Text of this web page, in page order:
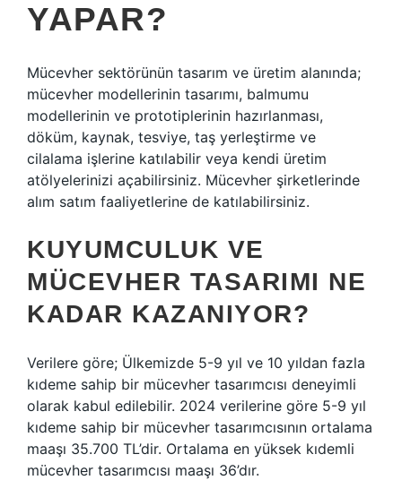
YAPAR?
Mücevher sektörünün tasarım ve üretim alanında;
mücevher modellerinin tasarımı, balmumu
modellerinin ve prototiplerinin hazırlanması,
döküm, kaynak, tesviye, taş yerleştirme ve
cilalama işlerine katılabilir veya kendi üretim
atölyelerinizi açabilirsiniz. Mücevher şirketlerinde
alım satım faaliyetlerine de katılabilirsiniz.
KUYUMCULUK VE
MÜCEVHER TASARIMI NE
KADAR KAZANIYOR?
Verilere göre; Ülkemizde 5-9 yıl ve 10 yıldan fazla
kıdeme sahip bir mücevher tasarımcısı deneyimli
olarak kabul edilebilir. 2024 verilerine göre 5-9 yıl
kıdeme sahip bir mücevher tasarımcısının ortalama
maaşı 35.700 TL’dir. Ortalama en yüksek kıdemli
mücevher tasarımcısı maaşı 36’dır.